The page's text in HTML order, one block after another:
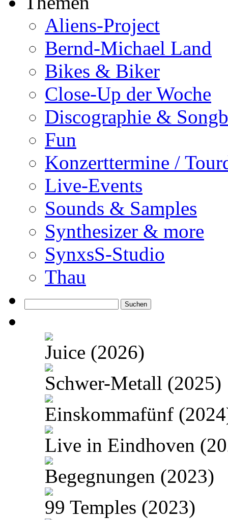
Aliens-Project
Bernd-Michael Land
Bikes & Biker
Close-Up der Woche
Discographie &
Fun
Konzerttermine /
Live-Events
Sounds & Samples
Synthesizer & more
SynxsS-Studio
Thau
nach:
Juice (2026)
Schwer-Metall (2025)
Einskommafünf
Live in Eindhoven
Begegnungen (2023)
99 Temples (2023)